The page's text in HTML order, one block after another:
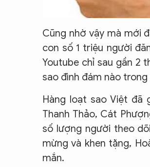
Cũng nhờ vậy mà mới
con số 1 triệu người
Youtube chỉ sau gần 2
sao đình đám nào
Hàng loạt sao Việt đã
Thanh Thảo, Cát
số lượng người theo
mừng và khen tặng,
mắn.